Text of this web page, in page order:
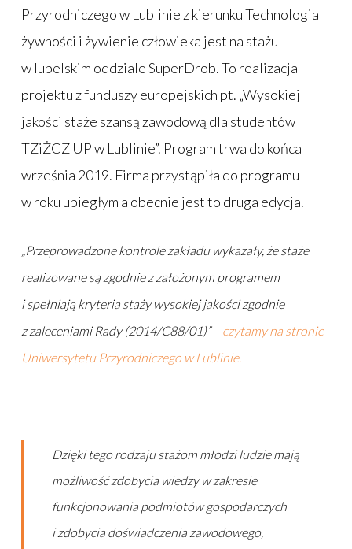
Przyrodniczego w Lublinie z kierunku Technologia
żywności i żywienie człowieka jest na stażu
w lubelskim oddziale SuperDrob. To realizacja
projektu z funduszy europejskich pt. „Wysokiej
jakości staże szansą zawodową dla studentów
TZiŻCZ UP w Lublinie”. Program trwa do końca
września 2019. Firma przystąpiła do programu
w roku ubiegłym a obecnie jest to druga edycja.
„Przeprowadzone kontrole zakładu wykazały, że staże
realizowane są zgodnie z założonym programem
i spełniają kryteria staży wysokiej jakości zgodnie
z zaleceniami Rady (2014/C88/01)” – czytamy na stronie
Uniwersytetu Przyrodniczego w Lublinie.
Dzięki tego rodzaju stażom młodzi ludzie mają
możliwość zdobycia wiedzy w zakresie
funkcjonowania podmiotów gospodarczych
i zdobycia doświadczenia zawodowego,